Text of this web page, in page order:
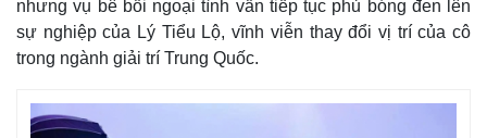
nhưng vụ bê bối ngoại tình vẫn tiếp tục phủ bóng đen lên
sự nghiệp của Lý Tiểu Lộ, vĩnh viễn thay đổi vị trí của cô
trong ngành giải trí Trung Quốc.